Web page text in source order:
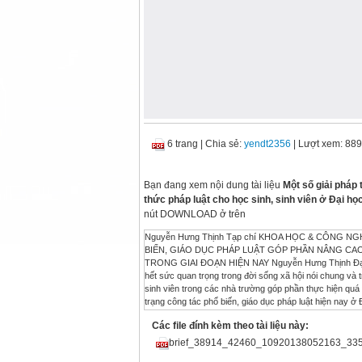
6 trang Chia sẻ: yendt2356 | Lượt xem: 889
Bạn đang xem nội dung tài liệu Một số giải
thức pháp luật cho học sinh, sinh viên ở Đại
nút DOWNLOAD ở trên
Nguyễn Hưng Thịnh Tạp chí KHOA HỌC & CÔNG NGHỆ 105(05): 163 - 168 163 MỘT SỐ GIẢI PHÁP TĂNG CƯỜNG CÔNG TÁC PHỔ BIẾN, GIÁO DỤC PHÁP LUẬT GÓP PHẦN NÂNG CAO Ý THỨC PHÁP LUẬT CHO HỌC SINH, SINH VIÊN Ở ĐẠI HỌC THÁI NGUYÊN TRONG GIAI ĐOẠN HIỆN NAY Nguyễn Hưng Thịnh Đại học Thái Nguyên TÓM TẮT Công tác phổ biến, giáo dục pháp luật có vị trí, vai trò hết sức quan trọng trong đời sống xã hội nói chung và trong các nhà trường nói riêng. Hoạt động phổ biến, giáo dục pháp luật cho học sinh, sinh viên trong các nhà trường góp phần thực hiện quá trình đào tạo nhằm phát triển toàn diện con người Việt Nam. Bài báo đánh giá thực trạng công tác phổ biến, giáo dục pháp luật hiện nay ở Đại học Thái Nguyên, từ đó đề xuất các giải pháp nhằm nâng cao chất lượng, hiệu quả của công tác này, góp phần nâng cao ý thức pháp luật cho học sinh, sinh viên ở Đại học Thái Nguyên. Từ khóa: Phổ biến, giáo dục pháp luật, ý thức pháp luật, học sinh, sinh viên. ĐẶT VẤN ĐỀ* Công tác phổ biến, giáo dục pháp luật (PBGDPL) luôn được Đảng, Nhà nước và các tổ chức đoàn thể xã hội chú trọng, quan tâm trong nhiều năm qua và coi đây là nhiệm vụ quan trọng, góp phần nâng cao hiểu biết, ý thức chấp hành pháp luật của cán bộ, nhân dân. Trong giai đoạn hiện nay, khi xu thế hội nhập kinh tế quốc tế đang diễn ra mạnh mẽ trên mọi lĩnh vực, đất nước ta đang trong tiến trình xây dựng Nhà nước pháp quyền xã hội chủ nghĩa Việt Nam của dân, do dân, vì dân thì công tác PBGDPL càng trở nên quan trọng và cần thiết. Văn kiện Đại hội đại biểu toàn quốc lần thứ IX của Đảng đã nhấn mạnh: “Phát huy dân chủ đi đôi với giữ vững kỷ luật, kỷ cương, tăng cường pháp chế, quản lý xã hội bằng pháp luật, tuyên truyền, giáo dục toàn dân, nâng cao ý thức chấp hành pháp luật”[1]. Điều này thể hiện quyết tâm của Đảng, Nhà nước và các tổ chức đoàn thể xã hội trong việc thực hiện công tác PBGDPL nhằm nâng cao ý thức chấp hành pháp luật của toàn dân. Ngày 09/12/2003, Ban Bí thư Trung ương Đảng (Khóa IX) đã ban hành Chỉ thị số 32- CT/TW về tăng cường sự lãnh đạo của Đảng trong công tác phổ biến, giáo dục pháp luật, nâng cao ý thức chấp hành pháp luật của cán * Tel: 0912.512.051 bộ, nhân dân. Chỉ thị đã xác định rõ: “phổ biến, giáo dục pháp luật là một bộ phận của công tác giáo dục chính trị, tư tưởng, là nhiệm vụ của toàn bộ hệ thống chính trị đặt dưới sự lãnh đạo của Đảng. Trong những năm tới, cần tập trung chỉ đạo, tổ chức thực hiện thật tốt công tác này để góp phần tạo chuyển biến căn bản về ý thức tôn trọng pháp luật và nghiêm chỉnh chấp hành pháp luật của cán bộ và nhân dân”[2]. Chỉ thị đã tạo một bước phát triển mới về nhận thức và lãnh đạo công tác PBGDPL, đưa công tác PBGDPL lên một tầm cao mới, đáp ứng yêu cầu công nghiệp hóa, hiện đại hóa đất nước. Tiếp tục thực hiện Chỉ thị số 32-CT/TW của Ban Bí thư Trung ương Đảng (Khóa IX), Thủ tướng Chính phủ đã ban hành Quyết định số 1928/QĐ-TTg ngày 20/11/2009 phê duyệt Đề án “Nâng cao chất lượng công tác phổ biến, giáo dục pháp luật trong nhà trường” (gọi tắt là Đề án 1928). Mục tiêu của Đề án là: “Nâng cao chất lượng và hiệu quả công tác phổ biến, giáo dục pháp luật trong nhà trường. Tạo sự chuyển biến mạnh mẽ về nhận thức, ý thức tôn trọng pháp luật và hành vi chấp hành pháp luật của nhà giáo, cán bộ quản lý cơ sở giáo dục và người học, góp phần ổn định môi trường giáo dục, nâng cao chất lượng giáo dục toàn diện” [3]. Ngày 20/6/2012, tại Kỳ họp thứ 3, Quốc hội nước Cộng hòa Xã hội Chủ nghĩa Việt Nam 168Số hóa bởi Trung tâm Học liệu – Đại học Thái Nguyên Nguyễn Hưng Thịnh Tạp chí KHOA HỌC & CÔNG NGHỆ 105(05): 163 - 168 164 Khóa XIII đã thông qua Luật phổ biến, giáo dục pháp luật và có hiệu lực thi hành từ ngày 01/01/2013. Luật đã dành Mục 3 của Chương II để quy định về Giáo dục pháp luật trong các cơ sở giáo dục của hệ thống giáo dục quốc dân. Điều này cho thấy tầm quan
Các file đính kèm theo tài liệu này: